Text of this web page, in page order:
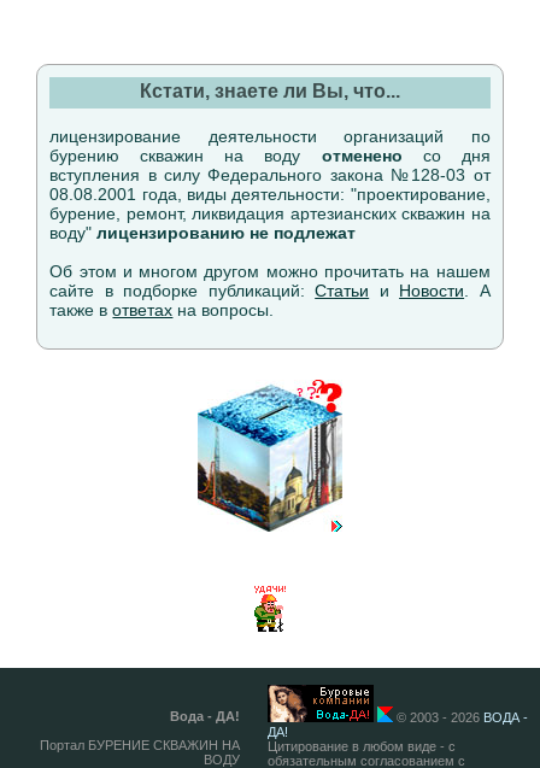
Кстати, знаете ли Вы, что...
лицензирование деятельности организаций по
бурению скважин на воду отменено со дня
вступления в силу Федерального закона №128-03 от
08.08.2001 года, виды деятельности: "проектирование,
бурение, ремонт, ликвидация артезианских скважин на
воду"лицензированию не подлежат
Об этом и многом другом можно прочитать на нашем
сайте в подборке публикаций:Статьи и Новости . А
также вответах на вопросы.
Вода - ДА!
Портал БУРЕНИЕ СКВАЖИН НА
ВОДУ
© 2003 - 2026 ВОДА -
ДА!
Цитирование в любом виде - с
обязательным согласованием с